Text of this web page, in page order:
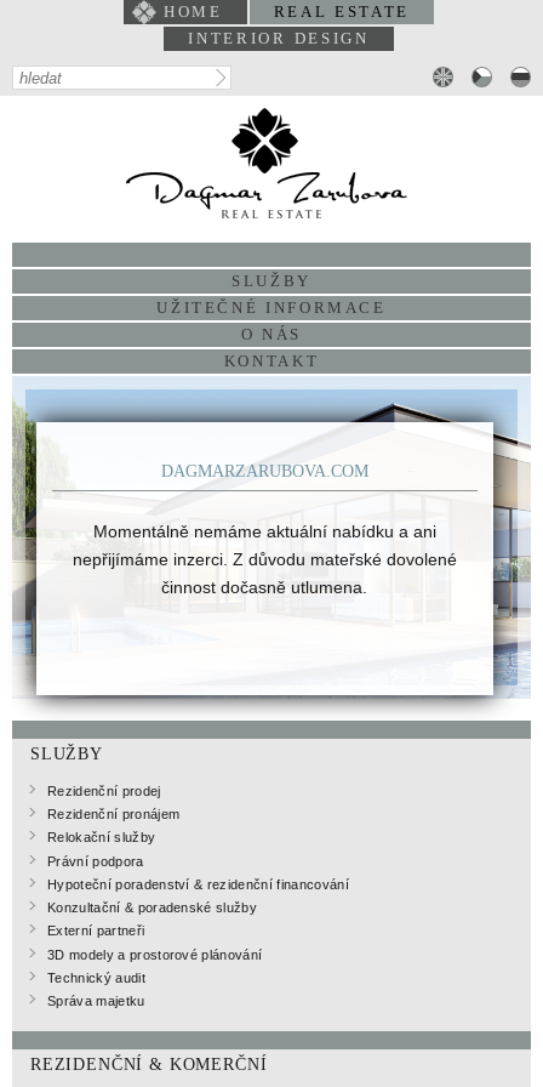
HOME
REAL ESTATE
INTERIOR DESIGN
SLUŽBY
UŽITEČNÉ INFORMACE
O NÁS
KONTAKT
DAGMARZARUBOVA.COM
Momentálně nemáme aktuální nabídku a ani
nepřijímáme inzerci. Z důvodu mateřské dovolené
činnost dočasně utlumena.
SLUŽBY
Rezidenční prodej
Rezidenční pronájem
Relokační služby
Právní podpora
Hypoteční poradenství & rezidenční financování
Konzultační & poradenské služby
Externí partneři
3D modely a prostorové plánování
Technický audit
Správa majetku
REZIDENČNÍ & KOMERČNÍ